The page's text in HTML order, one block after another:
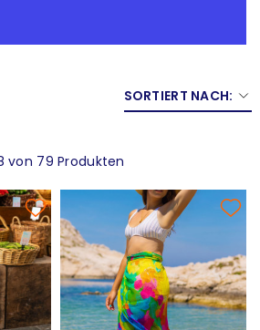
SORTIERT NACH:
von 79 Produkten